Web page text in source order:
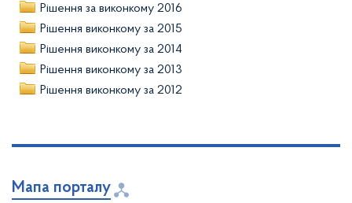
Рішення за виконкому 2016
Рішення виконкому за 2015
Рішення виконкому за 2014
Рішення виконкому за 2013
Рішення виконкому за 2012
Мапа порталу